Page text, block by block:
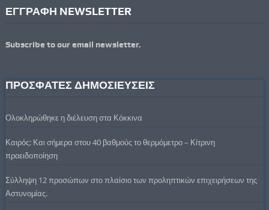
ΕΓΓΡΑΦΗ NEWSLETTER
Subscribe to our email newsletter.
ΠΡΟΣΦΑΤΕΣ ΔΗΜΟΣΙΕΥΣΕΙΣ
Ολοκληρώθηκε η διέλευση στα Κόκκινα
Καιρός: Και σήμερα στου 40 βαθμούς το θερμόμετρο – Κίτρινη
προειδοποίηση
Σύλληψη 12 προσώπων στο πλαίσιο των προληπτικών επιχειρήσεων της
Αστυνομίας.